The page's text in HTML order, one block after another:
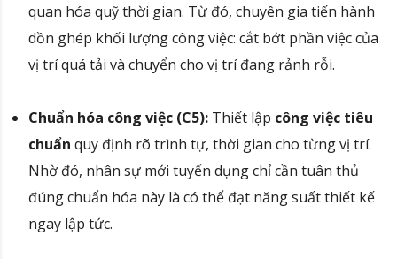
quan hóa quỹ thời gian. Từ đó, chuyên gia tiến hành
dồn ghép khối lượng công việc: cắt bớt phần việc của
vị trí quá tải và chuyển cho vị trí đang rảnh rỗi.
Chuẩn hóa công việc (C5): Thiết lập công việc tiêu
chuẩn quy định rõ trình tự, thời gian cho từng vị trí.
Nhờ đó, nhân sự mới tuyển dụng chỉ cần tuân thủ
đúng chuẩn hóa này là có thể đạt năng suất thiết kế
ngay lập tức.